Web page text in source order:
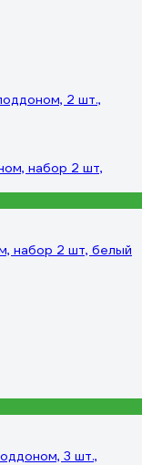
2 шт.,
набор 2 шт, белый
3 шт.,